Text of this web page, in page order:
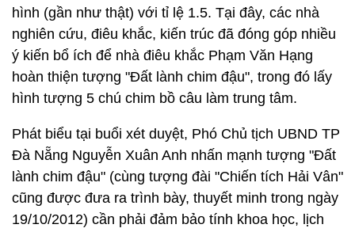
hình (gần như thật) với tỉ lệ 1.5. Tại đây, các nhà
nghiên cứu, điêu khắc, kiến trúc đã đóng góp nhiều
ý kiến bổ ích để nhà điêu khắc Phạm Văn Hạng
hoàn thiện tượng "Đất lành chim đậu", trong đó lấy
hình tượng 5 chú chim bồ câu làm trung tâm.
Phát biểu tại buổi xét duyệt, Phó Chủ tịch UBND TP
Đà Nẵng Nguyễn Xuân Anh nhấn mạnh tượng "Đất
lành chim đậu" (cùng tượng đài "Chiến tích Hải Vân"
cũng được đưa ra trình bày, thuyết minh trong ngày
19/10/2012) cần phải đảm bảo tính khoa học, lịch